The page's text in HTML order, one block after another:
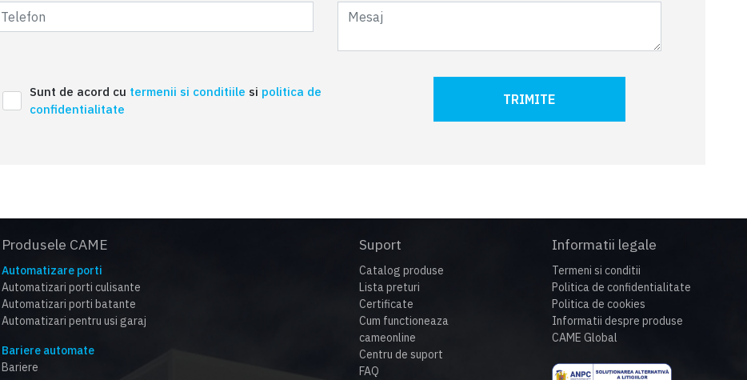
Sunt de acord cu termenii si conditiile si politica de
confidentialitate
TRIMITE
Produsele CAME
Automatizare porti
Automatizari porti culisante
Automatizari porti batante
Automatizari pentru usi garaj
Bariere automate
Bariere
Suport
Catalog produse
Lista preturi
Certificate
Cum functioneaza
cameonline
Centru de suport
FAQ
Informatii legale
Termeni si conditii
Politica de confidentialitate
Politica de cookies
Informatii despre produse
CAME Global